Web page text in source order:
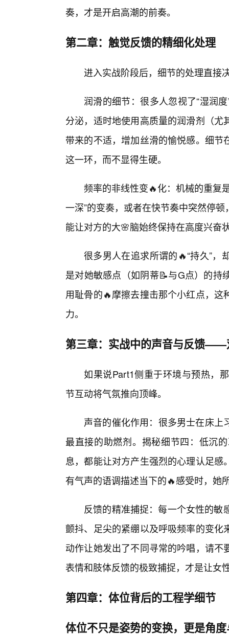
奏，才是开启高潮的前奏。
第二章：触觉反馈的精细化处理
进入实战阶段后，细节的处理直接
润滑的细节：很多人忽视了“湿润
分泌，适时地使用高质量的润滑剂（
带来的不适，增加丝滑的愉悦感。细
这一环，而不显得生硬。
频率的非线性变🔥化：机械的重复
一深”的变奏，或者在快节奏中突然停
能让对方的大🌸脑始终保持在高度兴奋
很多男人在追求所谓的🔥“持久”
是对她敏感点（如阴蒂📝与G点）的持
用耻骨的🔥摩擦去撞击那个小红点，
力。
第三章：实战中的声音与反馈——
如果说Part1侧重于环境与预热，
节互动将气氛推向顶峰。
声音的催化作用：很多男士在床
最直接的助燃剂。揭秘细节四：低沉
息，都能让对方产生强烈的心理认足
有气声的语调描述当下的🔥感受时，她
反馈的精准捕捉：每一个女性的
颤抖、足尖的紧绷以及呼吸频率的变
动作让她发出了不同寻常的吟唱，请
表情和肢体反馈的极致捕捉，才是让女
第四章：体位背后的工程学细节
体位不只是姿势的变换，更是角